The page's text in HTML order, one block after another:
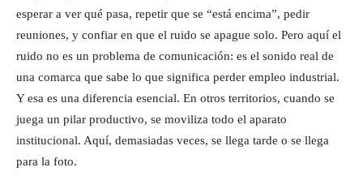
esperar a ver qué pasa, repetir que se “está encima”, pedir
reuniones, y confiar en que el ruido se apague solo. Pero aquí el
ruido no es un problema de comunicación: es el sonido real de
una comarca que sabe lo que significa perder empleo industrial.
Y esa es una diferencia esencial. En otros territorios, cuando se
juega un pilar productivo, se moviliza todo el aparato
institucional. Aquí, demasiadas veces, se llega tarde o se llega
para la foto.